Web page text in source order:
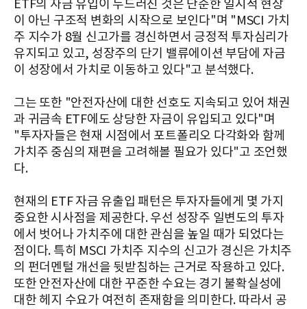
ETF의 자금 유입이 두드러진 것은 단순한 일시적 현상
이 아닌 구조적 변화의 시작으로 보인다"며 "MSCI 가치
주 지수가 8월 신고가를 경신하면서 긍정적 투자심리가
유지되고 있고, 성장주의 단기 밸류에이션 부담에 자금
이 성장에서 가치로 이동하고 있다"고 분석했다.
그는 또한 "안전자산에 대한 선호도 지속되고 있어 채권
과 귀금속 ETF에도 상당한 자금이 유입되고 있다"며
"투자자들은 현재 시점에서 포트폴리오 다각화와 함께
가치주 중심의 재편을 고려해볼 필요가 있다"고 조언했
다.
현재의 ETF 자금 유출입 패턴은 투자자들에게 몇 가지
중요한 시사점을 제공한다. 우선 성장주 일변도의 투자
에서 벗어나 가치주에 대한 관심을 높일 때가 되었다는
점이다. 특히 MSCI 가치주 지수의 신고가 경신은 가치주
의 펀더멘털 개선을 뒷받침하는 근거로 작용하고 있다.
또한 안전자산에 대한 꾸준한 수요는 경기 불확실성에
대한 헤지 수요가 여전히 존재함을 의미한다. 따라서 공